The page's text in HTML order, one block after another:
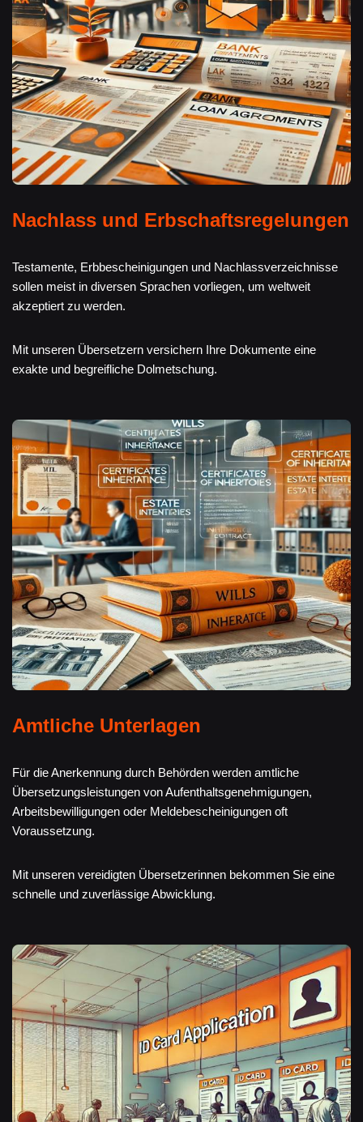
Nachlass und Erbschaftsregelungen
Testamente, Erbbescheinigungen und Nachlassverzeichnisse
sollen meist in diversen Sprachen vorliegen, um weltweit
akzeptiert zu werden.
Mit unseren Übersetzern versichern Ihre Dokumente eine
exakte und begreifliche Dolmetschung.
Amtliche Unterlagen
Für die Anerkennung durch Behörden werden amtliche
Übersetzungsleistungen von Aufenthaltsgenehmigungen,
Arbeitsbewilligungen oder Meldebescheinigungen oft
Voraussetzung.
Mit unseren vereidigten Übersetzerinnen bekommen Sie eine
schnelle und zuverlässige Abwicklung.